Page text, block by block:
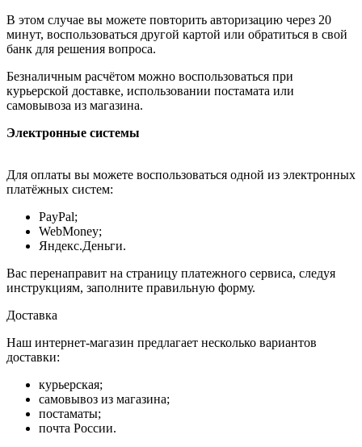
В этом случае вы можете повторить авторизацию через 20
минут, воспользоваться другой картой или обратиться в свой
банк для решения вопроса.
Безналичным расчётом можно воспользоваться при
курьерской доставке, использовании постамата или
самовывоза из магазина.
Электронные системы
Для оплаты вы можете воспользоваться одной из электронных
платёжных систем:
PayPal;
WebMoney;
Яндекс.Деньги.
Вас перенаправит на страницу платежного сервиса, следуя
инструкциям, заполните правильную форму.
Доставка
Наш интернет-магазин предлагает несколько вариантов
доставки:
курьерская;
самовывоз из магазина;
постаматы;
почта России.